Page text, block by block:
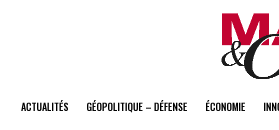
ACTUALITÉS GÉOPOLITIQUE – DÉFENSE ÉCONOMIE